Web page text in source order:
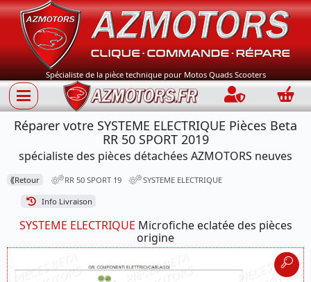
Spécialiste de la pièce technique pour Motos Quads Scooters
Connection
Réparer votre SYSTEME ELECTRIQUE Pièces Beta
RR 50 SPORT 2019
spécialiste des pièces détachées AZMOTORS neuves
⟪Retour RR 50 SPORT 19 SYSTEME ELECTRIQUE
Info Livraison
SYSTEME ELECTRIQUE Microfiche eclatée des pièces
origine